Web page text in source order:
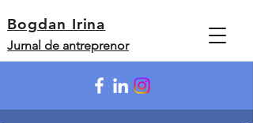
Bogdan Irina
Jurnal de antreprenor